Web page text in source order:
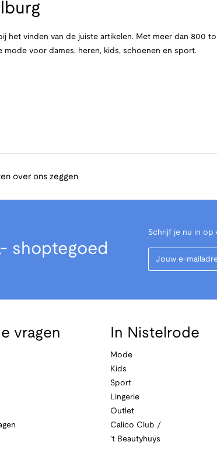
het vinden van de juiste artikelen. Met meer dan 800
mode voor dames, heren, kids, schoenen en sport.
over ons zeggen
shoptegoed
Schrijf je nu in op
Your Email
vragen In Nistelrode
Mode
Kids
Sport
Lingerie
Outlet
Calico Club /
't Beautyhuys